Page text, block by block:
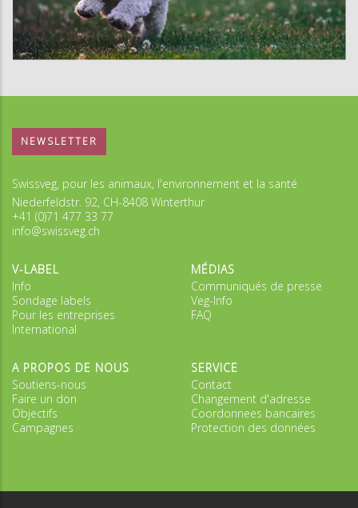
NEWSLETTER
Swissveg, pour les animaux, l'environnement et la santé
Niederfeldstr. 92, CH-8408 Winterthur
+41 (0)71 477 33 77
info@swissveg.ch
V-LABEL
Info
Sondage labels
Pour les entreprises
International
MÉDIAS
Communiqués de presse
Veg-Info
FAQ
A PROPOS DE NOUS
Soutiens-nous
Faire un don
Objectifs
Campagnes
SERVICE
Contact
Changement d'adresse
Coordonnees bancaires
Protection des données